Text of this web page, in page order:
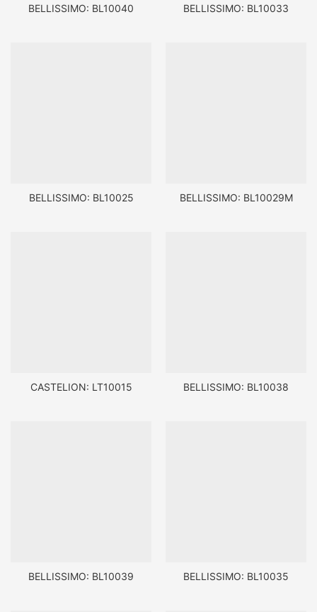
BELLISSIMO: BL10040 BELLISSIMO: BL10033
BELLISSIMO: BL10025 BELLISSIMO: BL10029M
CASTELION: LT10015 BELLISSIMO: BL10038
BELLISSIMO: BL10039 BELLISSIMO: BL10035